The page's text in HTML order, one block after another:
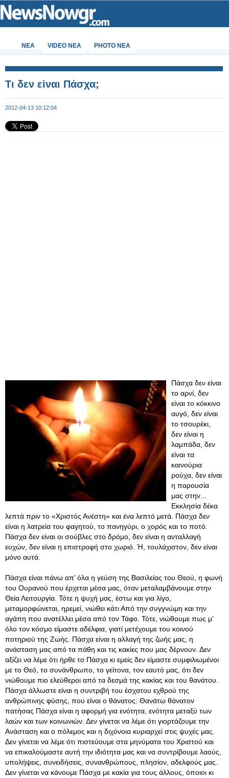
ΝΕΑ VIDEO NEA PHOTO NEA
Τι δεν είναι Πάσχα;
2012-04-13 10:12:04
Πάσχα δεν είναι
το αρνί, δεν
είναι το κόκκινο
αυγό, δεν είναι
το τσουρέκι,
δεν είναι η
λαμπάδα, δεν
είναι τα
καινούρια
ρούχα, δεν είναι
η παρουσία
μας στην...
Εκκλησία δέκα
λεπτά πριν το «Χριστός Ανέστη» και ένα λεπτό μετά. Πάσχα δεν
είναι η λατρεία του φαγητού, το πανηγύρι, ο χορός και το ποτό.
Πάσχα δεν είναι οι σούβλες στο δρόμο, δεν είναι η ανταλλαγή
ευχών, δεν είναι η επιστροφή στο χωριό. Ή, τουλάχιστον, δεν είναι
μόνο αυτά.
Πάσχα είναι πάνω απ’ όλα η γεύση της Βασιλείας του Θεού, η φωνή
του Ουρανού που έρχεται μέσα μας, όταν μεταλαμβάνουμε στην
Θεία Λειτουργία. Τότε η ψυχή μας, έστω και για λίγο,
μεταμορφώνεται, ηρεμεί, νιώθει κάτι Από την συγγνώμη και την
αγάπη που ανατέλλει μέσα από τον Τάφο. Τότε, νιώθουμε πως μ’
όλο τον κόσμο είμαστε αδέλφια, γιατί μετέχουμε του κοινού
ποτηριού της Ζωής. Πάσχα είναι η αλλαγή της ζωής μας, η
ανάσταση μας από τα πάθη και τις κακίες που μας δέρνουν . Δεν
αξίζει να λέμε ότι ήρθε το Πάσχα κι εμείς δεν είμαστε συμφιλιωμένοι
με το Θεό, το συνάνθρωπο, το γείτονα, τον εαυτό μας, ότι δεν
νιώθουμε πιο ελεύθεροι από τα δεσμά της κακίας και του θανάτου.
Πάσχα άλλωστε είναι η συντριβή του έσχατου εχθρού της
ανθρώπινης φύσης, που είναι ο θάνατος: Θανάτω θάνατον
πατήσας Πάσχα είναι η αφορμή για ενότητα, ενότητα μεταξύ των
λαών και των κοινωνιών. Δεν γίνεται να λέμε ότι γιορτάζουμε την
Ανάσταση και ο πόλεμος και η διχόνοια κυριαρχεί στις ψυχές μας.
Δεν γίνεται να λέμε ότι πιστεύουμε στα μηνύματα του Χριστού και
να επικαλούμαστε αυτή την ιδιότητα μας και να συντρίβουμε λαούς,
υπολήψεις, συνειδήσεις, συνανθρώπους, πλησίον, αδελφούς μας.
Δεν γίνεται να κάνουμε Πάσχα με κακία για τους άλλους, όποιοι κι